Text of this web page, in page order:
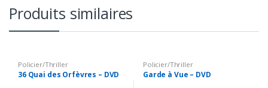
Produits similaires
Policier/Thriller
36 Quai des Orfèvres – DVD
Policier/Thriller
Garde à Vue – DVD